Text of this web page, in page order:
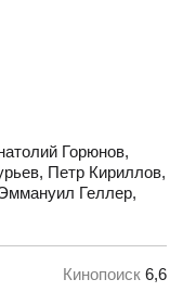
Горюнов,
Петр Кириллов,
Геллер,
Кинопоиск 6,6